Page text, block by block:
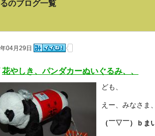
のブログ一覧
04月29日
花やしき、パンダカーぬいぐるみ、、
ども、
えー、みなさま
（￣▽￣）ｂま